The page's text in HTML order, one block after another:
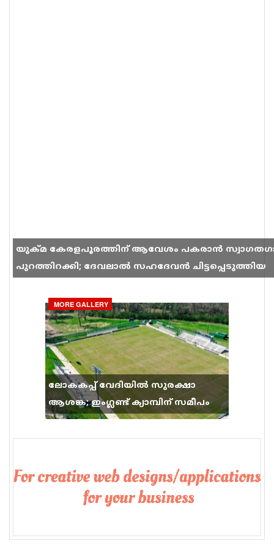
യുക്മ കേരളപൂരത്തിന് ആവേശം പകരാൻ
പുറത്തിറക്കി; ദേവലാൽ സഹദേവൻ ചിട്ടപ്പെടുത്തിയ
MORE GALLERY
ലോകകപ്പ് വേദിയിൽ സുരക്ഷാ
ആശങ്ക; ഇംഗ്ലണ്ട് ക്യാമ്പിന് സമീപം
വെടിവെപ്പ്, 9 പേർക്ക് പരിക്ക്